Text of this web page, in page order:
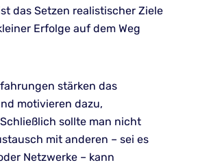
das Setzen realistischer Ziele
Erfolge auf dem Weg
stärken das
motivieren dazu,
sollte man nicht
mit anderen – sei es
Netzwerke – kann